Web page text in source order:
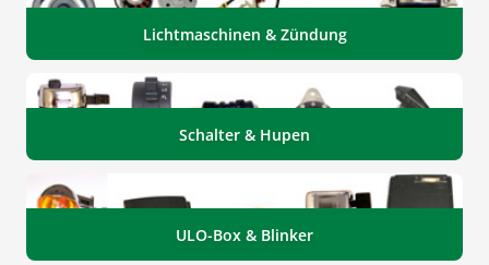
Lichtmaschinen & Zündung
Schalter & Hupen
ULO-Box & Blinker